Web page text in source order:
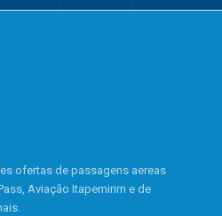
ofertas de passagens aereas
Aviação Itapemirim e de